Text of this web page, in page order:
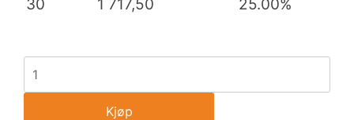
30
1 717,50 25.00%
Kjøp